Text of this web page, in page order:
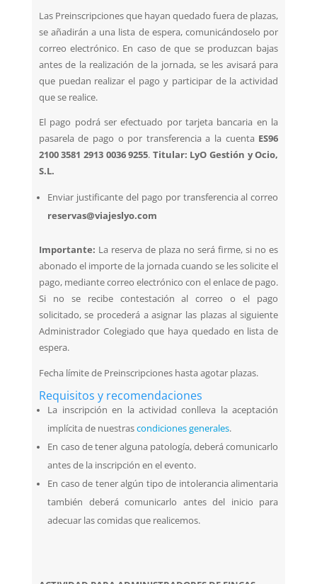
Las Preinscripciones que hayan quedado fuera de plazas,
se añadirán a una lista de espera, comunicándoselo por
correo electrónico. En caso de que se produzcan bajas
antes de la realización de la jornada, se les avisará para
que puedan realizar el pago y participar de la actividad
que se realice.
El pago podrá ser efectuado por tarjeta bancaria en la
pasarela de pago o por transferencia a la cuenta ES96
2100 3581 2913 0036 9255. Titular: LyO Gestión y Ocio,
S.L.
Enviar justificante del pago por transferencia al correo
reservas@viajeslyo.com
Importante: La reserva de plaza no será firme, si no es
abonado el importe de la jornada cuando se les solicite el
pago, mediante correo electrónico con el enlace de pago.
Si no se recibe contestación al correo o el pago
solicitado, se procederá a asignar las plazas al siguiente
Administrador Colegiado que haya quedado en lista de
espera.
Fecha límite de Preinscripciones hasta agotar plazas.
Requisitos y recomendaciones
La inscripción en la actividad conlleva la aceptación
implícita de nuestrascondiciones generales.
En caso de tener alguna patología, deberá comunicarlo
antes de la inscripción en el evento.
En caso de tener algún tipo de intolerancia alimentaria
también deberá comunicarlo antes del inicio para
adecuar las comidas que realicemos.